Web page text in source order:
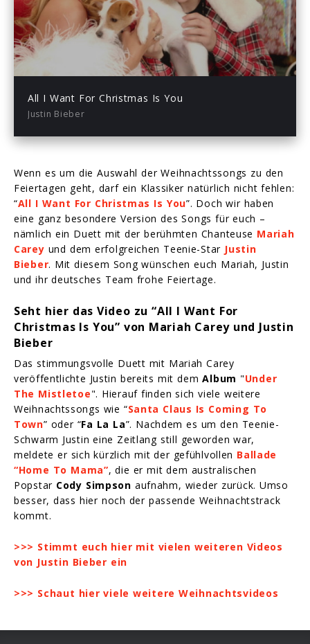
Play
-04:07
Mute
Enter
Play
All I Want For Christmas Is You
Justin Bieber
Wenn es um die Auswahl der Weihnachtssongs zu den
Feiertagen geht, darf ein Klassiker natürlich nicht fehlen:
“All I Want For Christmas Is You”. Doch wir haben
eine ganz besondere Version des Songs für euch –
nämlich ein Duett mit der berühmten Chanteuse Mariah
Carey und dem erfolgreichen Teenie-Star Justin
Bieber. Mit diesem Song wünschen euch Mariah, Justin
und ihr deutsches Team frohe Feiertage.
Seht hier das Video zu “All I Want For
Christmas Is You” von Mariah Carey und Justin
Bieber
Das stimmungsvolle Duett mit Mariah Carey
veröffentlichte Justin bereits mit demAlbum "Under
The Mistletoe". Hierauf finden sich viele weitere
Weihnachtssongs wie “Santa Claus Is Coming To
Town” oder “Fa La La”. Nachdem es um den Teenie-
Schwarm Justin eine Zeitlang still geworden war,
meldete er sich kürzlich mit der gefühlvollen Ballade
“Home To Mama”, die er mit dem australischen
Popstar Cody Simpson aufnahm, wieder zurück. Umso
besser, dass hier noch der passende Weihnachtstrack
kommt.
>>> Stimmt euch hier mit vielen weiteren Videos
von Justin Bieber ein
>>> Schaut hier viele weitere Weihnachtsvideos